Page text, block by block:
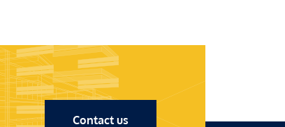
Contact us